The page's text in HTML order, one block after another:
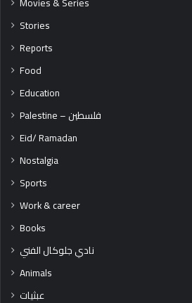
Stories
Reports
Food
Education
Palestine – فلسطين
Eid/ Ramadan
Nostalgia
Sports
Work & career
Books
نادي جلوكال الفني
Animals
عبثيات